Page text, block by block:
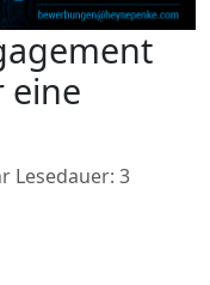
eine
Lesedauer: 3